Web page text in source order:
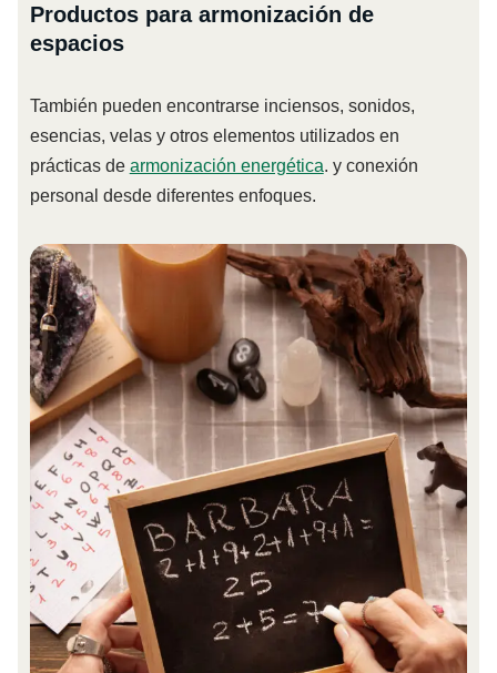
Productos para armonización de
espacios
También pueden encontrarse inciensos, sonidos,
esencias, velas y otros elementos utilizados en
prácticas de armonización energética. y conexión
personal desde diferentes enfoques.